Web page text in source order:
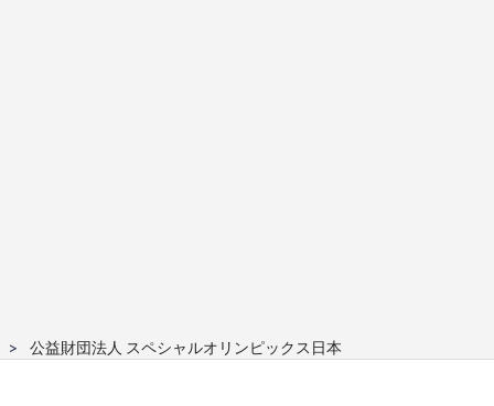
公益財団法人 スペシャルオリンピックス日本